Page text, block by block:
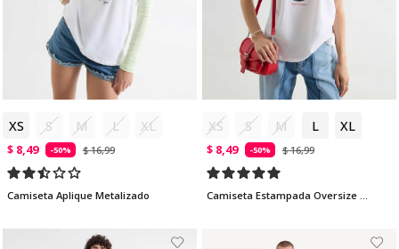
XS S M L XL
$ 8,49 -50% $ 16,99
Camiseta Aplique Metalizado
XS S M L XL
$ 8,49 -50% $ 16,99
Camiseta Estampada Oversize Cerezas